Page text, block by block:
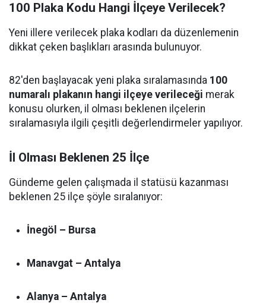
100 Plaka Kodu Hangi İlçeye Verilecek?
Yeni illere verilecek plaka kodları da düzenlemenin
dikkat çeken başlıkları arasında bulunuyor.
82'den başlayacak yeni plaka sıralamasında 100
numaralı plakanın hangi ilçeye verileceği merak
konusu olurken, il olması beklenen ilçelerin
sıralamasıyla ilgili çeşitli değerlendirmeler yapılıyor.
İl Olması Beklenen 25 İlçe
Gündeme gelen çalışmada il statüsü kazanması
beklenen 25 ilçe şöyle sıralanıyor:
İnegöl – Bursa
Manavgat – Antalya
Alanya – Antalya